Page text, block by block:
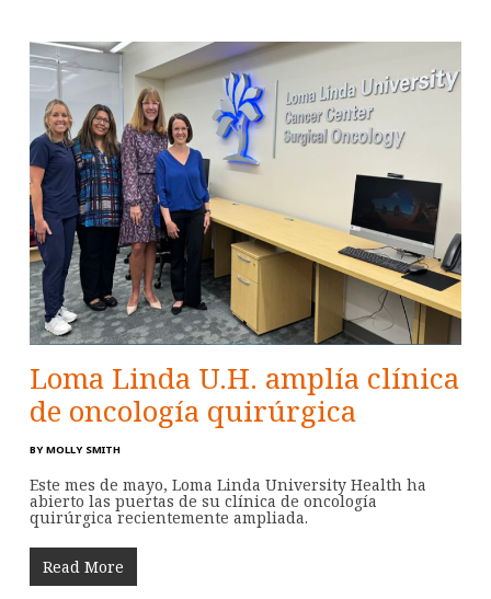
Loma Linda U.H. amplía clínica
de oncología quirúrgica
BY MOLLY SMITH
Este mes de mayo, Loma Linda University Health ha
abierto las puertas de su clínica de oncología
quirúrgica recientemente ampliada.
Read More